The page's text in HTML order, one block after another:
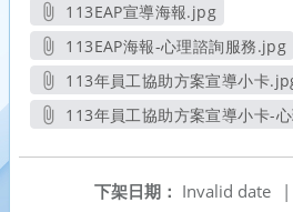
113EAP宣導海報.jpg
另開新視窗
113EAP海報-心理諮詢服務.jpg
另開新視窗
113年員工協助方案宣導小卡
另開新視窗
113年員工協助方案宣導小卡-
下架日期： Invalid date
|